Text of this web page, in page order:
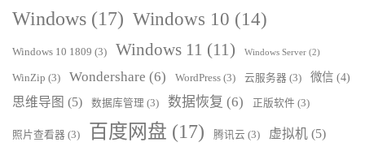
Windows (17) Windows 10 (14)
Windows 10 1809 (3) Windows 11 (11) Windows Server (2)
WinZip (3) Wondershare (6) WordPress (3) 云服务器 (3) 微信 (4)
思维导图 (5) 数据库管理 (3) 数据恢复 (6) 正版软件 (3)
照片查看器 (3) 百度网盘 (17) 腾讯云 (3) 虚拟机 (5)